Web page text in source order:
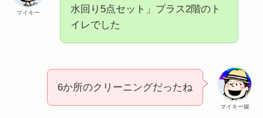
マイキー
水回り5点セット」プラス2階のト
イレでした
マイキー嫁
6か所のクリーニングだったね